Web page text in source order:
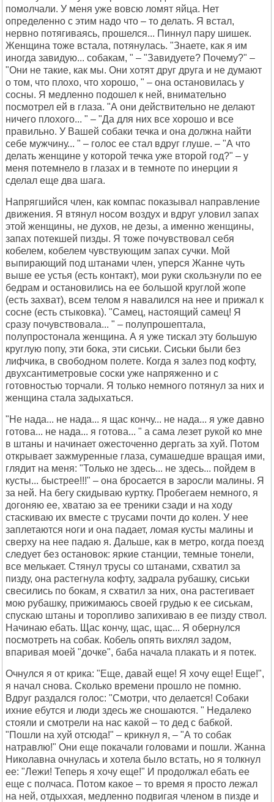
помолчали. У меня уже вовсю ломят яйца. Нет
определенно с этим надо что – то делать. Я встал,
нервно потягиваясь, прошелся... Пиннул пару шишек.
Женщина тоже встала, потянулась. "Знаете, как я им
иногда завидую... собакам, " – "Завидуете? Почему?" –
"Они не такие, как мы. Они хотят друг друга и не думают
о том, что плохо, что хорошо, " – она остановилась у
сосны. Я медленно подошел к ней, внимательно
посмотрел ей в глаза. "А они действительно не делают
ничего плохого... " – "Да для них все хорошо и все
правильно. У Вашей собаки течка и она должна найти
себе мужчину... " – голос ее стал вдруг глуше. – "А что
делать женщине у которой течка уже второй год?" – у
меня потемнело в глазах и в темноте по инерции я
сделал еще два шага.
Напрягшийся член, как компас показывал направление
движения. Я втянул носом воздух и вдруг уловил запах
этой женщины, не духов, не дезы, а именно женщины,
запах потекшей пизды. Я тоже почувствовал себя
кобелем, кобелем чувствующим запах сучки. Мой
выпирающий под штанами член, уперся Жанне чуть
выше ее устья (есть контакт), мои руки скользнули по ее
бедрам и остановились на ее большой круглой жопе
(есть захват), всем телом я навалился на нее и прижал к
сосне (есть стыковка). "Самец, настоящий самец! Я
сразу почувствовала... " – полупрошептала,
полупростонала женщина. А я уже тискал эту большую
круглую попу, эти бока, эти сиськи. Сиськи были без
лифчика, в свободном полете. Когда я залез под кофту,
двухсантиметровые соски уже напряженно и с
готовностью торчали. Я только немного потянул за них и
женщина стала задыхаться.
"Не нада... не нада... я щас кончу... не нада... я уже давно
готова... не нада... я готова... " а сама лезет рукой ко мне
в штаны и начинает ожесточенно дергать за хуй. Потом
открывает зажмуренные глаза, сумашедше вращая ими,
глядит на меня: "Только не здесь... не здесь... пойдем в
кусты... быстрее!!!" – она бросается в заросли малины. Я
за ней. На бегу скидываю куртку. Пробегаем немного, я
догоняю ее, хватаю за ее треники сзади и на ходу
стаскиваю их вместе с трусами почти до колен. У нее
заплетаются ноги и она падает, ломая кусты малины и
сверху на нее падаю я. Дальше, как в метро, когда поезд
следует без остановок: яркие станции, темные тонели,
все мелькает. Стянул трусы со штанами, схватил за
пизду, она растегнула кофту, задрала рубашку, сиськи
свесились по бокам, я схватил за них, она растегивает
мою рубашку, прижимаюсь своей грудью к ее сиськам,
спускаю штаны и торопливо запихиваю в ее пизду ствол.
Начинаю ебать. Щас кончу, щас, щас... Я обернулся
посмотреть на собак. Кобель опять вихлял задом,
впаривая моей "дочке", баба начала плакать и я потек.
Очнулся я от крика: "Еще, давай еще! Я хочу еще! Еще!",
я начал снова. Сколько времени прошло не помню.
Вдруг раздался голос: "Смотри, что делается! Собаки
ихние ебутся и люди здесь же сношаются. " Недалеко
стояли и смотрели на нас какой – то дед с бабкой.
"Пошли на хуй отсюда!" – крикнул я, – "А то собак
натравлю!" Они еще покачали головами и пошли. Жанна
Николавна очнулась и хотела было встать, но я толкнул
ее: "Лежи! Теперь я хочу еще!" И продолжал ебать ее
еще с полчаса. Потом какое – то время я просто лежал
на ней, отдыххая, медленно подвигая членом в пизде и